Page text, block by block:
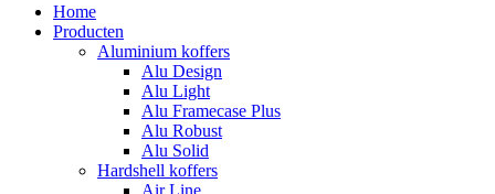
Home
Producten
Aluminium koffers
Alu Design
Alu Light
Alu Framecase Plus
Alu Robust
Alu Solid
Hardshell koffers
Air Line